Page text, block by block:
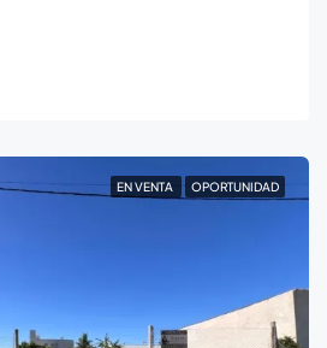
EN VENTA OPORTUNIDAD